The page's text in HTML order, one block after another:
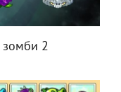
зомби 2